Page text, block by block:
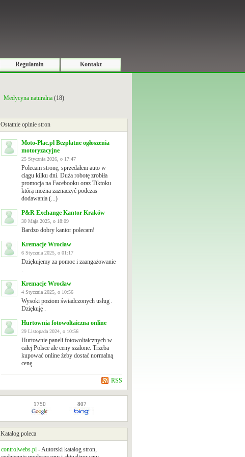
Regulamin Kontakt
Medycyna naturalna (18)
Ostatnie opinie stron
Moto-Plac.pl Bezpłatne ogłoszenia
motoryzacyjne
25 Stycznia 2026, o 17:47
Polecam stronę, sprzedałem auto w
ciągu kilku dni. Duża robotę zrobiła
promocja na Facebooku oraz Tiktoku
którą można zaznaczyć podczas
dodawania (...)
P&R Exchange Kantor Kraków
30 Maja 2025, o 18:09
Bardzo dobry kantor polecam!
Kremacje Wrocław
6 Stycznia 2025, o 01:17
Dziękujemy za pomoc i zaangażowanie
.
Kremacje Wrocław
4 Stycznia 2025, o 10:56
Wysoki poziom świadczonych usług .
Dziękuję .
Hurtownia fotowoltaiczna online
29 Listopada 2024, o 10:56
Hurtownie paneli fotowoltaicznych w
całej Polsce ale ceny szalone. Trzeba
kupować online żeby dostać normalną
cenę
RSS
1750 807
Katalog poleca
controlwebs.pl - Autorski katalog stron,